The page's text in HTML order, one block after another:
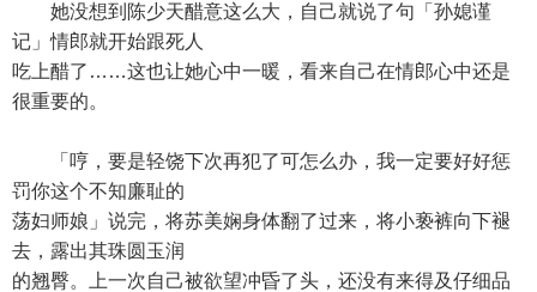
她没想到陈少天醋意这么大，自己就说了句「孙媳谨
记」情郎就开始跟死人
吃上醋了……这也让她心中一暖，看来自己在情郎心中还是
很重要的。
「哼，要是轻饶下次再犯了可怎么办，我一定要好好惩
罚你这个不知廉耻的
荡妇师娘」说完，将苏美娴身体翻了过来，将小亵裤向下褪
去，露出其珠圆玉润
的翘臀。上一次自己被欲望冲昏了头，还没有来得及仔细品